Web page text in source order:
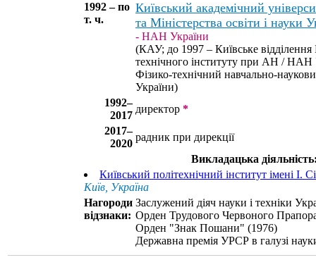
1992 – по
т. ч.
Київський академічний
та Міністерства освіти і науки
- НАН України
(КАУ; до 1997 – Київське відділення
технічного інституту при АН / НАН
Фізико-технічний навчально-
України)
1992–
2017
директор *
2017–
2020
радник при дирекції
Викладацька
Київський політехнічний інститут імені І.
Київ, Україна
Нагороди
відзнаки:
Заслужений діяч науки і техніки
Орден Трудового Червоного
Орден "Знак Пошани" (1976)
Державна премія УРСР в галузі